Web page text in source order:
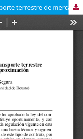
La nueva ley sobre el contrato de transporte terrestre de mercancías: una primera aproximación